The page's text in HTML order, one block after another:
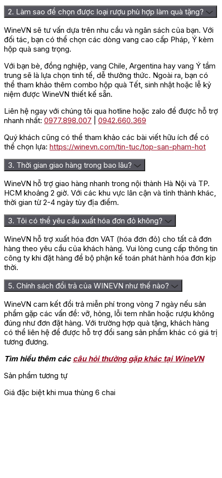
2. Làm sao để chọn được loại rượu phù hợp làm quà tặng?
WineVN sẽ tư vấn dựa trên nhu cầu và ngân sách của bạn. Với
đối tác, bạn có thể chọn các dòng vang cao cấp Pháp, Ý kèm
hộp quà sang trọng.
Với bạn bè, đồng nghiệp, vang Chile, Argentina hay vang Ý tầm
trung sẽ là lựa chọn tinh tế, dễ thưởng thức. Ngoài ra, bạn có
thể tham khảo thêm combo hộp quà Tết, sinh nhật hoặc lễ kỷ
niệm được WineVN thiết kế sẵn.
Liên hệ ngay với chúng tôi qua hotline hoặc zalo để được hỗ trợ
nhanh nhất: 0977.898.007
0942.660.369
Quý khách cũng có thể tham khảo các bài viết hữu ích để có
thể chọn lựa: https://winevn.com/tin-tuc/top-san-pham-hot
3. Thời gian giao hàng trong bao lâu?
WineVN hỗ trợ giao hàng nhanh trong nội thành Hà Nội và TP.
HCM khoảng 2 giờ. Với các khu vực lân cận và tỉnh thành khác,
thời gian từ 2-4 ngày tùy địa điểm.
3. Tôi có thể yêu cầu xuất hóa đơn đỏ không?
WineVN hỗ trợ xuất hóa đơn VAT (hóa đơn đỏ) cho tất cả đơn
hàng theo yêu cầu của khách hàng. Vui lòng cung cấp thông tin
công ty khi đặt hàng để bộ phận kế toán phát hành hóa đơn kịp
thời.
5. Chính sách đổi trả của WINEVN như thế nào?
WineVN cam kết đổi trả miễn phí trong vòng 7 ngày nếu sản
phẩm gặp các vấn đề: vỡ, hỏng, lỗi tem nhãn hoặc rượu không
đúng như đơn đặt hàng. Với trường hợp quà tặng, khách hàng
có thể liên hệ để được hỗ trợ đổi sang sản phẩm khác có giá trị
tương đương.
Tìm hiểu thêm các câu hỏi thường gặp khác tại WineVN
Sản phẩm tương tự
Giá đặc biệt khi mua thùng 6 chai